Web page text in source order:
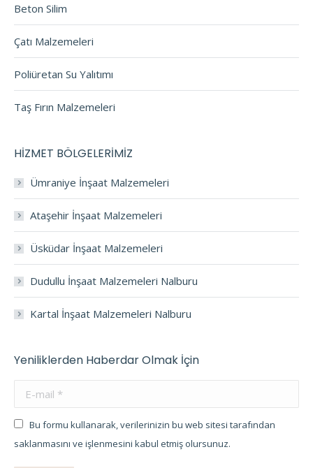
Beton Silim
Çatı Malzemeleri
Poliüretan Su Yalıtımı
Taş Fırın Malzemeleri
HİZMET BÖLGELERİMİZ
Ümraniye İnşaat Malzemeleri
Ataşehir İnşaat Malzemeleri
Üsküdar İnşaat Malzemeleri
Dudullu İnşaat Malzemeleri Nalburu
Kartal İnşaat Malzemeleri Nalburu
Yeniliklerden Haberdar Olmak İçin
E-mail *
Bu formu kullanarak, verilerinizin bu web sitesi tarafından
saklanmasını ve işlenmesini kabul etmiş olursunuz.